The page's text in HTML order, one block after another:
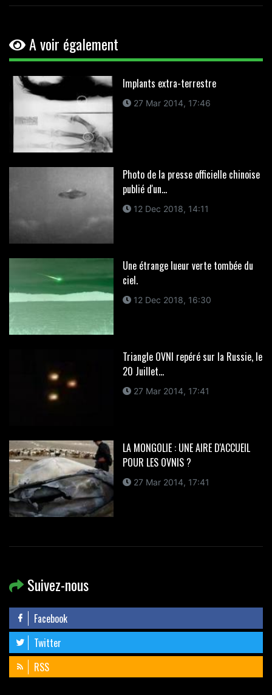
A voir également
Implants extra-terrestre
27 Mar 2014, 17:46
Photo de la presse officielle chinoise
publié d'un...
12 Dec 2018, 14:11
Une étrange lueur verte tombée du
ciel.
12 Dec 2018, 16:30
Triangle OVNI repéré sur la Russie, le
20 Juillet...
27 Mar 2014, 17:41
LA MONGOLIE : UNE AIRE D'ACCUEIL
POUR LES OVNIS ?
27 Mar 2014, 17:41
Suivez-nous
Facebook
Twitter
RSS